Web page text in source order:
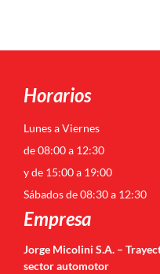
Horarios
Lunes a Viernes
de 08:00 a 12:30
y de 15:00 a 19:00
Sábados de 08:30 a 12:30
Empresa
Jorge Micolini S.A. –
sector automotor